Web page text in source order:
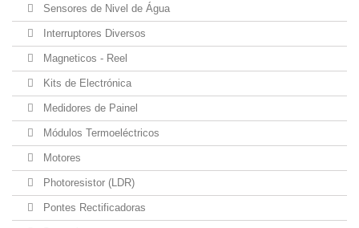
Sensores de Nivel de Água
Interruptores Diversos
Magneticos - Reel
Kits de Electrónica
Medidores de Painel
Módulos Termoeléctricos
Motores
Photoresistor (LDR)
Pontes Rectificadoras